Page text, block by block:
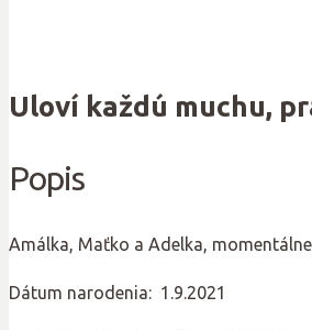
Uloví každú muchu,
Popis
Amálka, Maťko a Adelka,
Dátum narodenia: 1.9.2021